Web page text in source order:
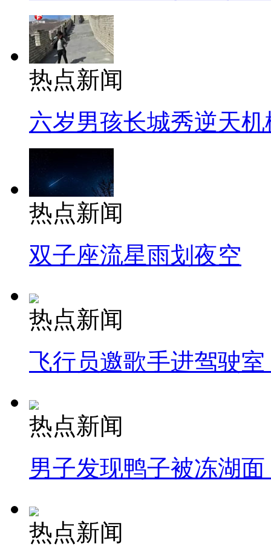
热点新闻
六岁男孩长城秀逆天机
热点新闻
双子座流星雨划夜空
热点新闻
飞行员邀歌手进驾驶
热点新闻
男子发现鸭子被冻湖
热点新闻